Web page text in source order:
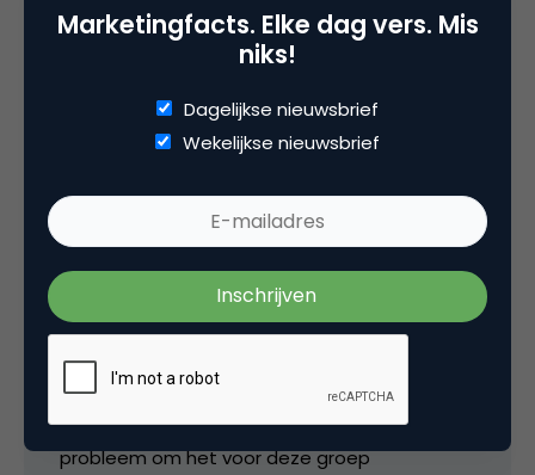
Mijn businessmodel is het afgelopen jaar iets
verandert. Naast inkomsten uit advertenties
onlinesupport van eindgebruikers van
verschillende fabrikanten (Palm, E-TEN, Adapt-
gebouwd platform. Voor deze support
gebruiken we de kennis die onze community
beschikbaar stelt. Hoe meer ik de community
kan aansporen om kennis te delen, hoe meer
fabrikanten ik deze dienst kan aanbieden.
Aangezien 80% van de kennis bij zo’n 10% van
onze gebruikers vandaan komt is het geen
probleem om het voor deze groep
Marketingfacts. Elke dag vers. Mis
niks!
Dagelijkse nieuwsbrief
Wekelijkse nieuwsbrief